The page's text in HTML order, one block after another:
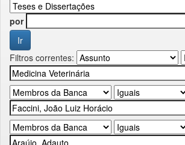
por
Filtros correntes: